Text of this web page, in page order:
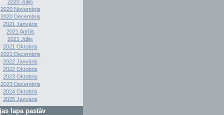
2020 Jūlijs
2020 Novembris
2020 Decembris
2021 Janvāris
2021 Aprīlis
2021 Jūlijs
2021 Oktobris
2021 Decembris
2022 Janvāris
2022 Oktobris
2023 Oktobris
2023 Decembris
2024 Oktobris
2025 Janvāris
lapa pastāv